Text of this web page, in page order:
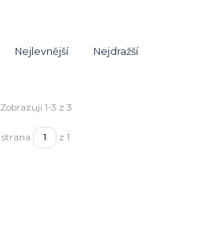
Nejlevnější Nejdražší
Zobrazuji 1-3 z 3
strana z 1